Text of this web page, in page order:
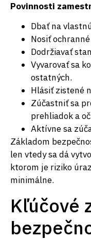
Povinnosti
Dbať na
Nosiť
Dodržiavať
Vyvarovať sa
ostatných.
Hlásiť zistené
Zúčastniť sa
prehliadok a
Aktívne sa
Základom
len vtedy sa dá
ktorom je riziko
minimálne.
Kľúčové